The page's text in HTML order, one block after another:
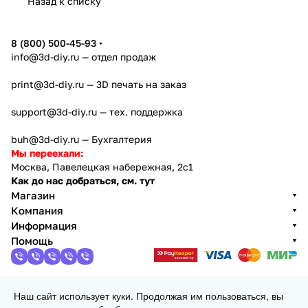
магазине. У нас низкие цены, широкий
ассортимент продукции и профессиональная
можно с доставкой в любой регион страны.
8 (800) 500-45-93
info@3d-diy.ru — отдел продаж
print@3d-diy.ru — 3D печать на заказ
support@3d-diy.ru — тех. поддержка
buh@3d-diy.ru — Бухгалтерия
Мы переехали:
Москва, Павелецкая набережная, 2с1
Как до нас добраться, см. тут
Магазин
Компания
Информация
Помощь
2013 - 2026 © 3DiY (Тридиай) - интернет-магазин
Наш сайт использует куки. Продолжая им пользоваться, вы